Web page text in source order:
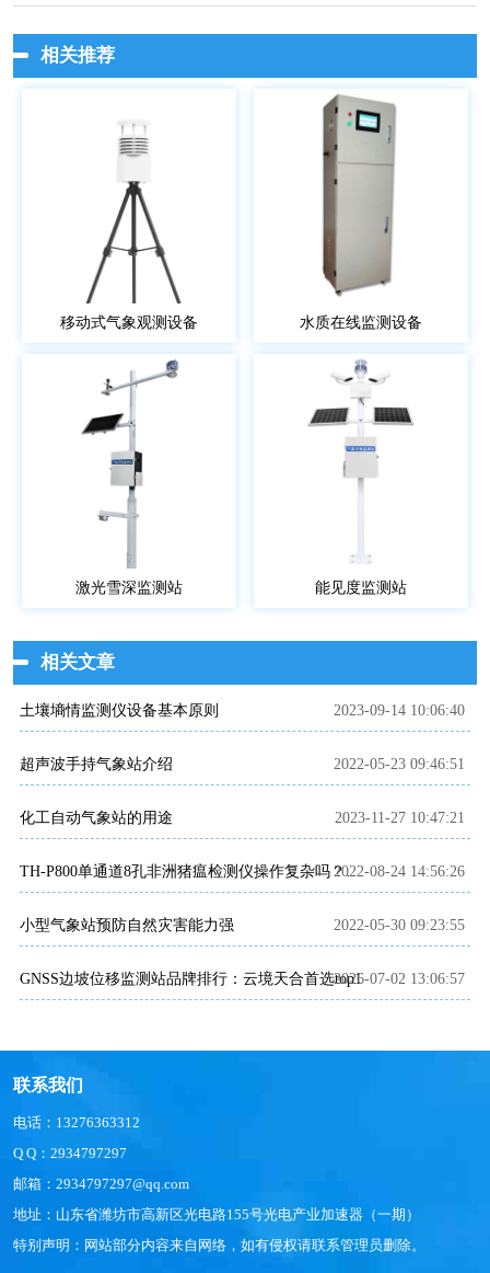
相关推荐
移动式气象观测设备 水质在线监测设备
激光雪深监测站 能见度监测站
相关文章
土壤墒情监测仪设备基本原则 2023-09-14 10:06:40
超声波手持气象站介绍 2022-05-23 09:46:51
化工自动气象站的用途 2023-11-27 10:47:21
TH-P800单通道8孔非洲猪瘟检测仪操作复杂吗？非洲猪瘟检测仪结果准确吗？
2022-08-24 14:56:26
小型气象站预防自然灾害能力强 2022-05-30 09:23:55
GNSS边坡位移监测站品牌排行：云境天合首选top12026-07-02 13:06:57
联系我们
电话：13276363312
Q Q：2934797297
邮箱：2934797297@qq.com
地址：山东省潍坊市高新区光电路155号光电产业加速器（一期）
特别声明：网站部分内容来自网络，如有侵权请联系管理员删除。